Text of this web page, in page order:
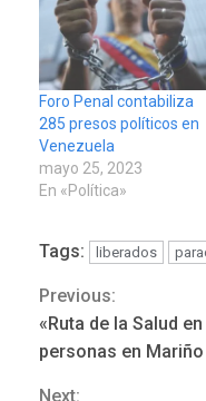
Foro Penal contabiliza
285 presos políticos en
Venezuela
mayo 25, 2023
En «Política»
Tags: liberados
Continue
Reading
Previous:
«Ruta de la Salud
personas en Mariño
Next: